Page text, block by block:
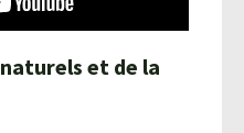
et de la